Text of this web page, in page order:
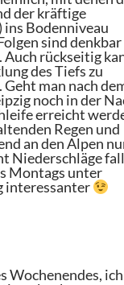
der kräftige
Bodenniveau
sind
rückseitig
des Tiefs zu
man nach
noch in der
erreicht
Regen und
an den Alpen
Niederschläge
Montags unter
interessanter
Wochenendes, ich